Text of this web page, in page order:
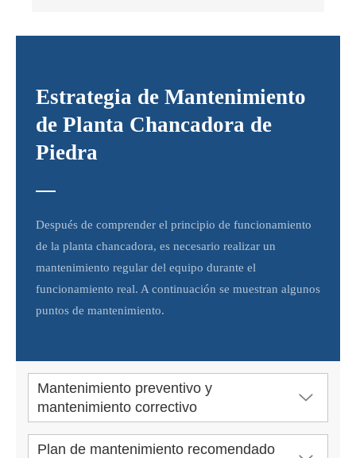
Estrategia de Mantenimiento
de Planta Chancadora de
Piedra
Después de comprender el principio de funcionamiento
de la planta chancadora, es necesario realizar un
mantenimiento regular del equipo durante el
funcionamiento real. A continuación se muestran algunos
puntos de mantenimiento.
Mantenimiento preventivo y
mantenimiento correctivo
Plan de mantenimiento recomendado